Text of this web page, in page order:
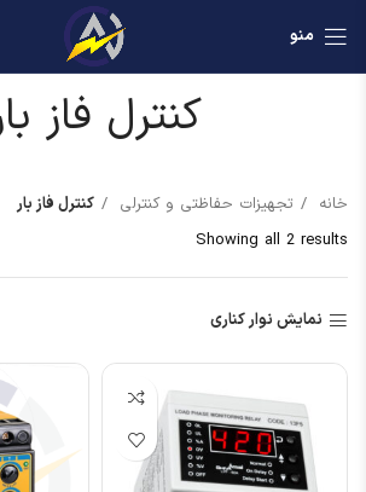
منو
کنترل فاز
خانه تجهیزات حفاظتی و کنترلی
کنترل فاز بار
Showing all 2 results
نمایش نوار کناری